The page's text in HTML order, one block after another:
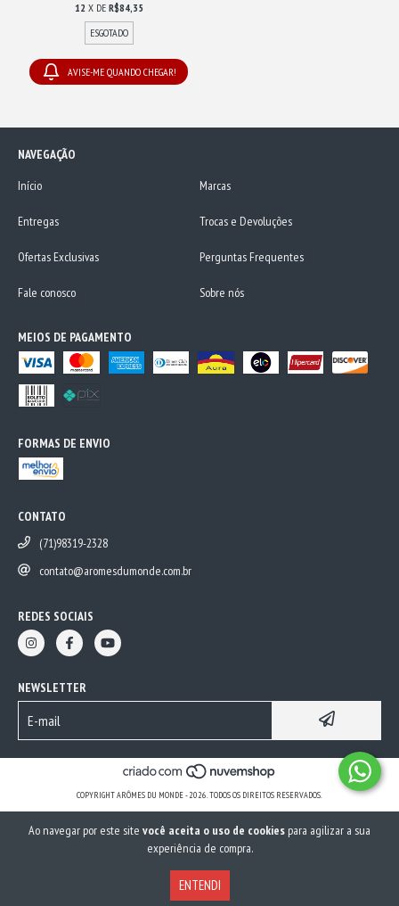
Ao navegar por este site você aceita o uso de cookies para agilizar a sua
experiência de compra.
ENTENDI
12 X DE R$84,35
ESGOTADO
AVISE-ME QUANDO CHEGAR!
NAVEGAÇÃO
Início
Marcas
Entregas Trocas e Devoluções
Ofertas Exclusivas Perguntas Frequentes
Fale conosco Sobre nós
MEIOS DE PAGAMENTO
FORMAS DE ENVIO
CONTATO
(71)98319-2328
contato@aromesdumonde.com.br
REDES SOCIAIS
NEWSLETTER
COPYRIGHT ARÔMES DU MONDE - 2026. TODOS OS DIREITOS RESERVADOS.